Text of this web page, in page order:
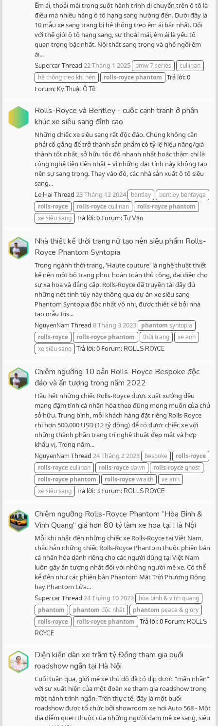
Êm ái, thoải mái trong suốt hành trình di chuyển trên ô tô là
điều mà nhiều hãng ô tô hạng sang hướng đến. Dưới đây là
10 mẫu xe sang trang bị hệ thống treo êm ái bậc nhất. Đối
với thế giới ô tô hạng sang, sự thoải mái, êm ái là yếu tố
quan trọng bậc nhất. Nội thất sang trọng và ghế ngồi êm
ái...
SupercarThread 22 Tháng 1 2025 bmw 7 series
cullinan
hệ thống treo khí nén
rolls-royce phantom
Trả lời: 0
Forum:Kỹ Thuật Ô Tô
Rolls-Royce và Bentley - cuộc cạnh tranh ở phân
khúc xe siêu sang đỉnh cao
Những chiếc xe siêu sang rất độc đáo. Chúng không cần
phải cố gắng để trở thành sản phẩm có tỷ lệ hiệu năng/giá
thành tốt nhất, sở hữu tốc độ nhanh nhất hoặc thậm chí là
công nghệ tiên tiến nhất – vì những đặc tính này không tạo
nên sự sang trọng. Thay vào đó, các nhà sản xuất ô tô siêu
sang...
Le Hai Thread 23 Tháng 12 2024 bentley
bentley bentayga
rolls-royce
rolls-roycecullinan rolls-royce phantom
xe siêu sang Trả lời: 0 Forum:Tư Vấn
Nhà thiết kế thời trang nữ tạo nên siêu phẩm Rolls-
Royce Phantom Syntopia
Trong ngành thời trang, 'Haute couture' là nghệ thuật thiết
kế nên một bộ trang phục hoàn toàn thủ công, đại diện cho
sự xa hoa và đẳng cấp. Rolls-Royce đã truyền tải đầy đủ
những nét tinh túy này thông qua dự án xe siêu sang
Phantom Syntopia độc nhất vô nhị, được thiết kế bởi nhà
tạo mẫu Iris...
NguyenNam Thread 8 Tháng 3 2023 phantom syntopia
rolls-royce
rolls-royce phantom thời trang
xe anh
xe siêu sang Trả lời: 0 Forum:ROLLS ROYCE
Chiêm ngưỡng 10 bản Rolls-Royce Bespoke độc
đáo và ấn tượng trong năm 2022
Hầu hết những chiếc Rolls-Royce được xuất xưởng đều
mang đậm tính cá nhân hóa theo đúng mong muốn của chủ
sở hữu. Trung bình, mỗi khách hàng đặt riêng Rolls-Royce
chi hơn 500.000 USD (12 tỷ đồng) để có được chiếc xe với
những thành phần trang trí nghệ thuật đẹp mắt và hợp
khẩu vị. Trong năm...
NguyenNam Thread 24 Tháng 2 2023 bespoke
rolls-royce
rolls-roycecullinan rolls-roycedawn rolls-royceghost
rolls-royce phantom rolls-roycewraith
xe anh
xe siêu sang Trả lời: 3 Forum:ROLLS ROYCE
Chiêm ngưỡng Rolls-Royce Phantom “Hòa Bình &
Vinh Quang” giá hơn 80 tỷ làm xe hoa tại Hà Nội
Mỗi khi nhắc đến những chiếc xe Rolls-Royce tại Việt Nam,
chắc hẳn những chiếc Rolls-Royce Phantom thuộc phiên bản
cá nhân hóa dành riêng cho các người dùng tại Việt Nam
luôn gây ấn tượng nhất đối với những người mê xe. Có thể
kể đến như các phiên bản Phantom Mặt Trời Phương Đông
hay Phantom Lửa...
SupercarThread 24 Tháng 10 2022
hòa bình & vinh quang
phantom
phantom độc nhất phantom peace & glory
rolls-royce
rolls-royce phantom Trả lời: 0 Forum:ROLLS
ROYCE
Diện kiến dàn xe trăm tỷ Đồng tham gia buổi
roadshow ngắn tại Hà Nội
Cuối tuần qua, giới mê xe thủ đô đã có dịp được “mãn nhãn”
với sư xuất hiện của một đoàn xe tham gia roadshow trong
một hành trình ngắn. Trên thực tế, đây là một buổi
roadshow được tổ chức bởi showroom xe hơi Auto 568 - Một
địa điểm quen thuộc của những người đam mê xe sang, siêu